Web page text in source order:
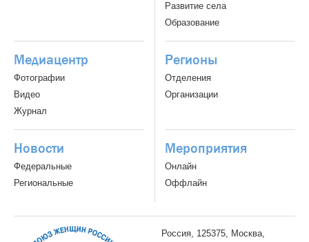
Развитие села
Образование
Медиацентр
Фотографии
Видео
Журнал
Регионы
Отделения
Организации
Новости
Федеральные
Региональные
Мероприятия
Онлайн
Оффлайн
Россия, 125375, Москва,